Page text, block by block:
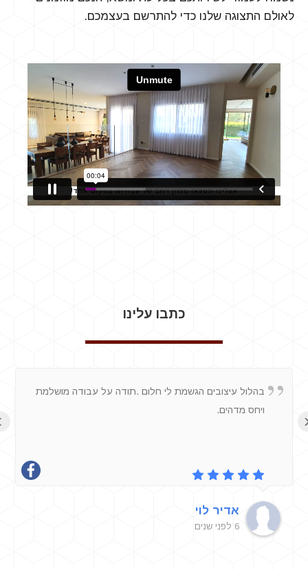
לאולם התצוגה שלנו כדי להתרשם בעצמכם.
כתבו עלינו
בהלול עיצובים הגשמת לי חלום .תודה על עבודה מושלמת
ויחס מדהים.
אדיר לוי
6 לפני שנים